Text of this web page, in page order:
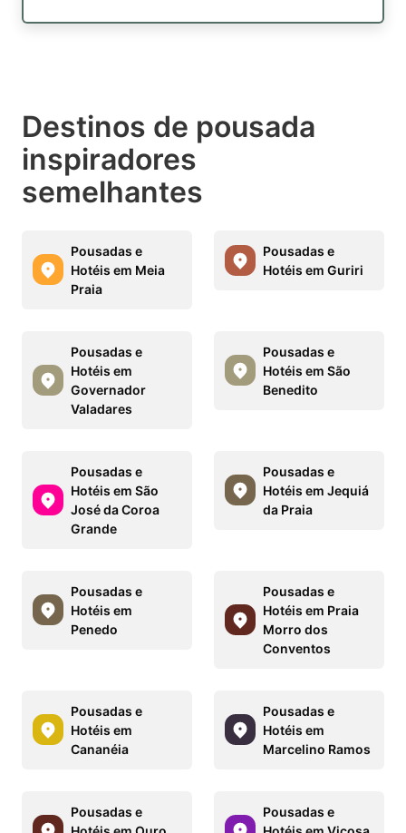
Destinos de pousada
inspiradores
semelhantes
Pousadas e
Hotéis em Meia
Praia
Pousadas e
Hotéis em Guriri
Pousadas e
Hotéis em
Governador
Valadares
Pousadas e
Hotéis em São
Benedito
Pousadas e
Hotéis em São
José da Coroa
Grande
Pousadas e
Hotéis em Jequiá
da Praia
Pousadas e
Hotéis em
Penedo
Pousadas e
Hotéis em Praia
Morro dos
Conventos
Pousadas e
Hotéis em
Cananéia
Pousadas e
Hotéis em
Marcelino Ramos
Pousadas e
Pousadas e